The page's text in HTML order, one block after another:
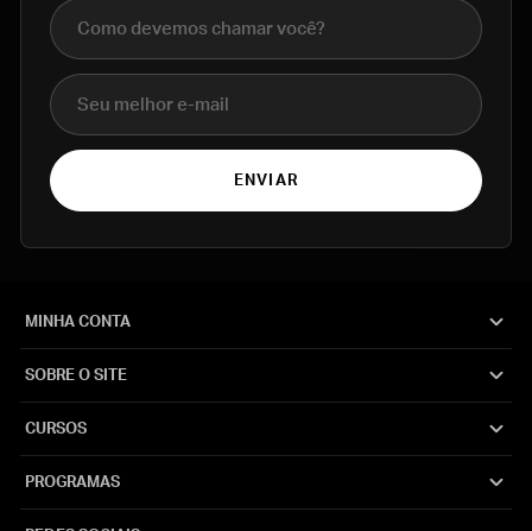
Nome completo
E-mail
ENVIAR
MINHA CONTA
SOBRE O SITE
CURSOS
PROGRAMAS